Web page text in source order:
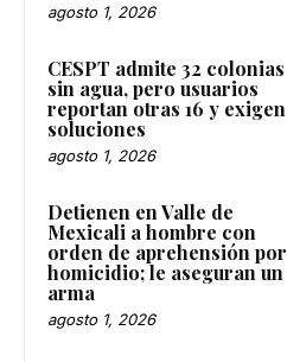
agosto 1, 2026
CESPT admite 32 colonias
sin agua, pero usuarios
reportan otras 16 y exigen
soluciones
agosto 1, 2026
Detienen en Valle de
Mexicali a hombre con
orden de aprehensión por
homicidio; le aseguran un
arma
agosto 1, 2026